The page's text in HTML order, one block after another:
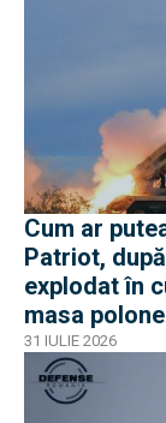
Cum ar
Patriot,
explodat în
masa
31 IULIE 2026